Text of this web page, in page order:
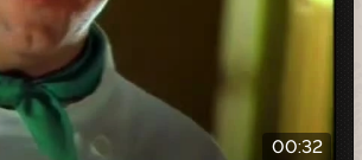
00:32